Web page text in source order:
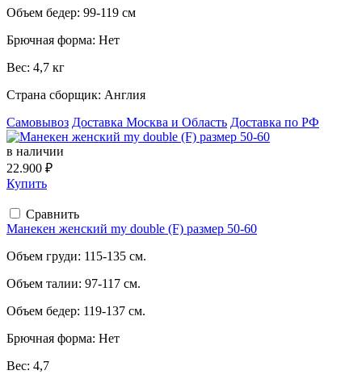
Объем бедер: 99-119 см
Брючная форма: Нет
Вес: 4,7 кг
Страна сборщик: Англия
Самовывоз Доставка Москва и Область Доставка по РФ
в наличии
22.900 ₽
Купить
Сравнить
Манекен женский my double (F) размер 50-60
Объем груди: 115-135 см.
Объем талии: 97-117 см.
Объем бедер: 119-137 см.
Брючная форма: Нет
Вес: 4,7